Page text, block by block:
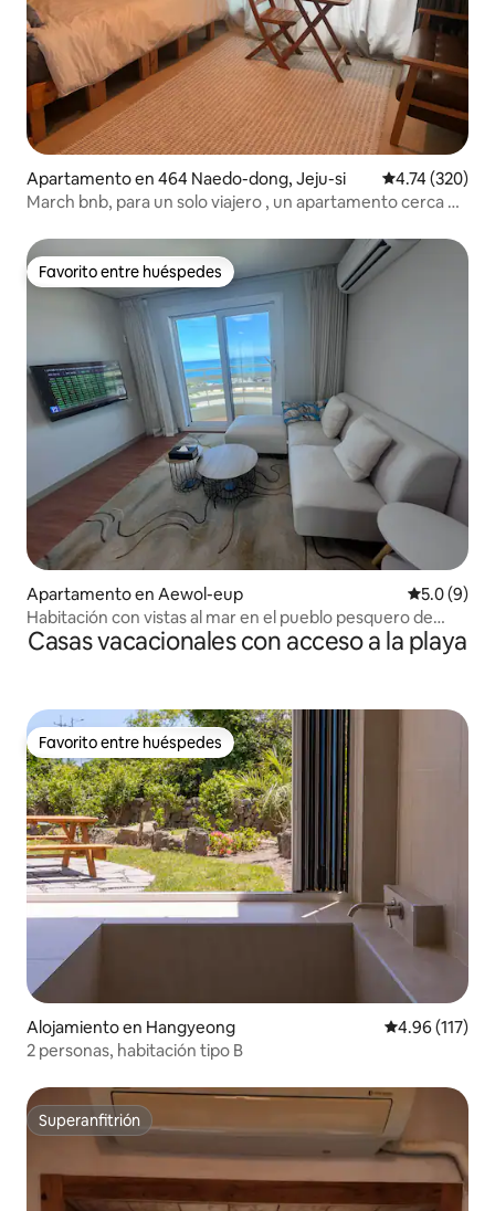
Apartamento en 464 Naedo-dong, Jeju-si Calificación
4.74 (320)
March bnb, para un solo viajero , un apartamento cerca de
Favorito entre huéspedes
Favorito entre huéspedes
Apartamento en Aewol-eup
5.0 (9)
Habitación con vistas al mar en el pueblo pesquero de
Aewol, Jeju-do 2
Casas vacacionales con acceso a la playa
Favorito entre huéspedes
Favorito entre huéspedes
Alojamiento en Hangyeong Calificación
4.96 (117)
2 personas, habitación tipo B
Superanfitrión
Superanfitrión